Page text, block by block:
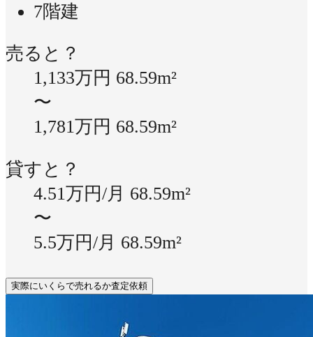
7階建
売ると？
1,133万円 68.59m²
〜
1,781万円 68.59m²
貸すと？
4.51万円/月 68.59m²
〜
5.5万円/月 68.59m²
実際にいくらで売れるか査定依頼